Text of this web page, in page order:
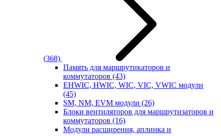
(368)
Память для маршрутикаторов и
коммутаторов (43)
EHWIC, HWIC, WIC, VIC, VWIC модули
(45)
SM, NM, EVM модули (26)
Блоки вентиляторов для маршрутизаторов и
коммутаторов (16)
Модули расширения, аплинка и